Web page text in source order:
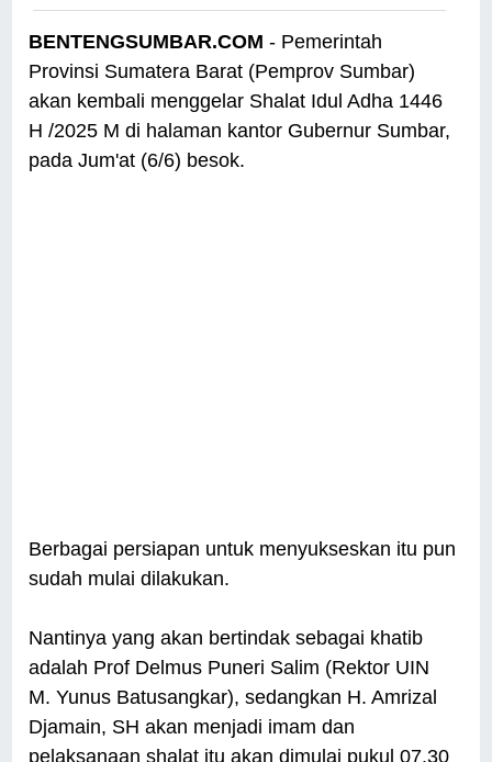
BENTENGSUMBAR.COM - Pemerintah
Provinsi Sumatera Barat (Pemprov Sumbar)
akan kembali menggelar Shalat Idul Adha 1446
H /2025 M di halaman kantor Gubernur Sumbar,
pada Jum'at (6/6) besok.
Berbagai persiapan untuk menyukseskan itu pun
sudah mulai dilakukan.
Nantinya yang akan bertindak sebagai khatib
adalah Prof Delmus Puneri Salim (Rektor UIN
M. Yunus Batusangkar), sedangkan H. Amrizal
Djamain, SH akan menjadi imam dan
pelaksanaan shalat itu akan dimulai pukul 07.30